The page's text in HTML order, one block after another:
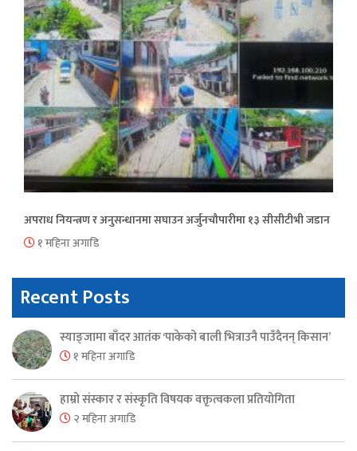
अपराध नियन्त्रण र अनुसन्धानमा सघाउन अर्जुनचौपारीमा १३ सीसीटीभी जडान
१ महिना अगाडि
Recent Posts
स्याङ्जामा बाँदर आतंक ‘पाकेको बाली भित्राउनै पाउँदैनन् किसान’
१ महिना अगाडि
हाम्रो संस्कार र संस्कृति विषयक वक्तृत्वकला प्रतियोगिता
२ महिना अगाडि